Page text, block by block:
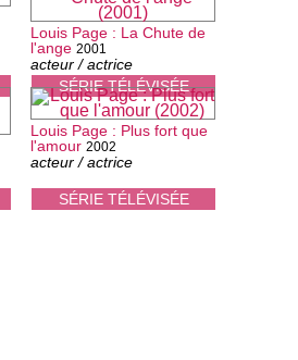
SÉRIE TÉLÉVISÉE
Louis Page : La Chute de
l'ange 2001
acteur / actrice
SÉRIE TÉLÉVISÉE
Louis Page : Plus fort que
l'amour 2002
acteur / actrice